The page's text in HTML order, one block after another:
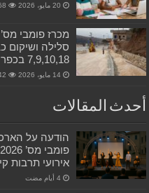
20 مايو، 2026
סלילה ושיקום
7,9,10,18 בכפר עין קניה
14 مايو، 2026
أحدث المقالات
הודעה על
אירועי תרבות קיץ